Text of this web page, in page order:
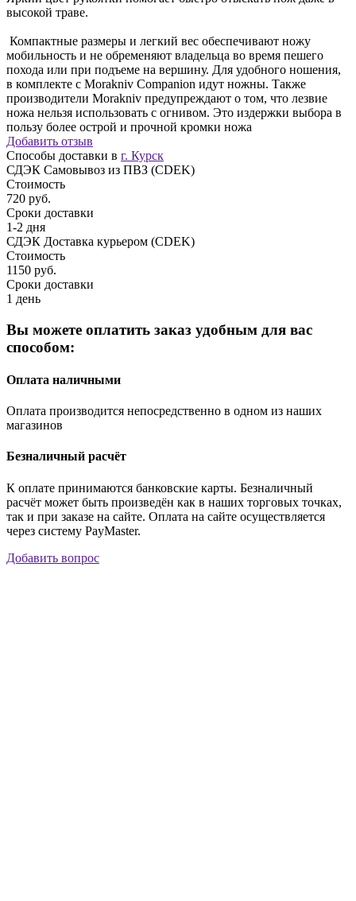
высокой траве.
Компактные размеры и легкий вес обеспечивают ножу
мобильность и не обременяют владельца во время пешего
похода или при подъеме на вершину. Для удобного ношения,
в комплекте с Morakniv Companion идут ножны. Также
производители Morakniv предупреждают о том, что лезвие
ножа нельзя использовать с огнивом. Это издержки выбора в
пользу более острой и прочной кромки ножа
Добавить отзыв
Способы доставки в г. Курск
СДЭК Самовывоз из ПВЗ (CDEK)
Стоимость
720 руб.
Сроки доставки
1-2 дня
СДЭК Доставка курьером (CDEK)
Стоимость
1150 руб.
Сроки доставки
1 день
Вы можете оплатить заказ удобным для вас
способом:
Оплата наличными
Оплата производится непосредственно в одном из наших
магазинов
Безналичный расчёт
К оплате принимаются банковские карты. Безналичный
расчёт может быть произведён как в наших торговых точках,
так и при заказе на сайте. Оплата на сайте осуществляется
через систему PayMaster.
Добавить вопрос